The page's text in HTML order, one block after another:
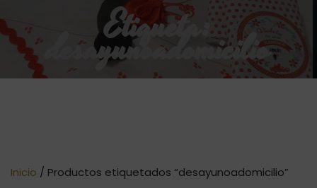
Etiqueta:
desayunoadomicilio
Inicio / Productos etiquetados “desayunoadomicilio”